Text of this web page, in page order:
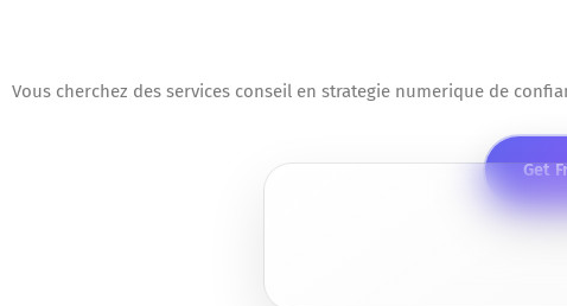
Vous cherchez des services conseil en strategie numerique de
Get